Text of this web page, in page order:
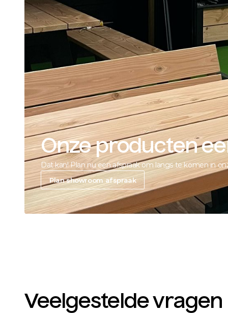
Onze producten
Dat kan! Plan nu een afspraak om langs te komen in
Plan showroom afspraak
Veelgestelde vragen